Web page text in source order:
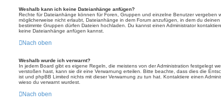
Weshalb kann ich keine Dateianhänge anfügen?
Rechte für Dateianhänge können für Foren, Gruppen und einzelne Benutzer vergeben
möglicherweise nicht erlaubt, Dateianhänge in dem Forum anzufügen, in dem du
bestimmte Gruppen dürfen Dateien hochladen. Du kannst einen Administrator
keine Dateianhänge anfügen kannst.
Nach oben
Weshalb wurde ich verwarnt?
In jedem Board gibt es eigene Regeln, die meistens von der Administration festgelegt
verstoßen hast, kann sie dir eine Verwarnung erteilen. Bitte beachte, dass dies die
ist und phpBB Limited nichts mit dieser Verwarnung zu tun hat. Kontaktiere einen
wieso du verwarnt wurdest.
Nach oben